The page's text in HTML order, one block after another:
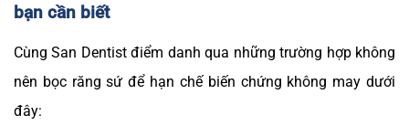
bạn cần biết
Cùng San Dentist điểm danh qua những trường hợp không
nên bọc răng sứ để hạn chế biến chứng không may dưới
đây: